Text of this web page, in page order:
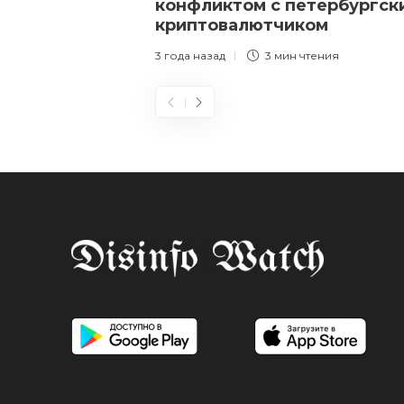
конфликтом с
криптовалютчиком
3 года назад 3 мин чтения